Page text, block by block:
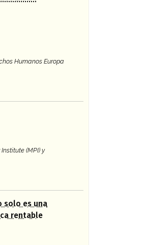
Humanos Europa
(MPI) y
solo es una
rentable